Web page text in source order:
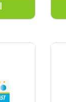
BUONAVIT
AL